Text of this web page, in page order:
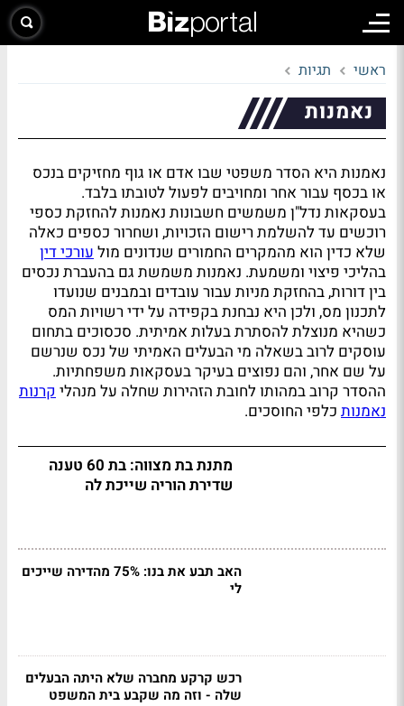
ראשי תגיות
נאמנות
נאמנות היא הסדר משפטי שבו אדם או גוף מחזיקים בנכס
או בכסף עבור אחר ומחויבים לפעול לטובתו בלבד.
בעסקאות נדל"ן משמשים חשבונות נאמנות להחזקת כספי
רוכשים עד להשלמת רישום הזכויות, ושחרור כספים כאלה
שלא כדין הוא מהמקרים החמורים שנדונים מולעורכי דין
בהליכי פיצוי ומשמעת. נאמנות משמשת גם בהעברת נכסים
בין דורות, בהחזקת מניות עבור עובדים ובמבנים שנועדו
לתכנון מס, ולכן היא נבחנת בקפידה על ידי רשויות המס
כשהיא מנוצלת להסתרת בעלות אמיתית. סכסוכים בתחום
עוסקים לרוב בשאלה מי הבעלים האמיתי של נכס שנרשם
על שם אחר, והם נפוצים בעיקר בעסקאות משפחתיות.
ההסדר קרוב במהותו לחובת הזהירות שחלה על מנהליקרנות
נאמנות כלפי החוסכים.
מתנת בת מצווה: בת 60 טענה
שדירת הוריה שייכת לה
האב תבע את בנו: 75% מהדירה שייכים
לי
רכש קרקע מחברה שלא היתה הבעלים
שלה - וזה מה שקבע בית המשפט